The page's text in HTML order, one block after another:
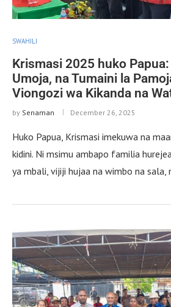
SWAHILI
Krismasi 2025 huko
Umoja, na Tumaini la
Viongozi wa Kikanda na
by Senaman December 26, 2025
Huko Papua, Krismasi imekuwa na
kidini. Ni msimu ambapo familia
ya mbali, vijiji hujaa na wimbo na sala,